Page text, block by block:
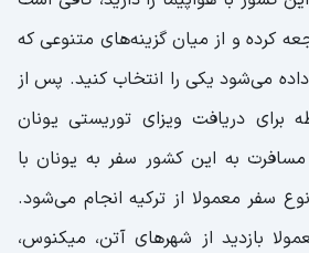
کرده و از میان گزینه‌های متنوعی که
می‌شود یکی را انتخاب کنید. پس از
برای دریافت ویزای توریستی یونان
مسافرت به این کشور سفر به یونان با
سفر معمولا از ترکیه انجام می‌شود.
بازدید از شهرهای آتن، میکنوس،